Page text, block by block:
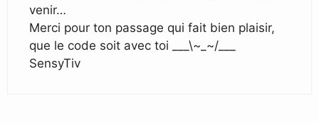
venir…
Merci pour ton passage qui fait bien plaisir,
que le code soit avec toi ___\~_~/___
SensyTiv